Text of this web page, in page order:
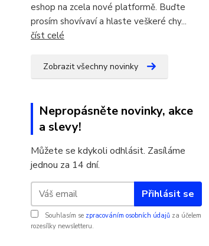
eshop na zcela nové platformě. Buďte
prosím shovívaví a hlaste veškeré chy...
číst celé
Zobrazit všechny novinky
Nepropásněte novinky, akce
a slevy!
Můžete se kdykoli odhlásit. Zasíláme
jednou za 14 dní.
Přihlásit se
Souhlasím se zpracováním osobních údajů za účelem
rozesílky newsletteru.